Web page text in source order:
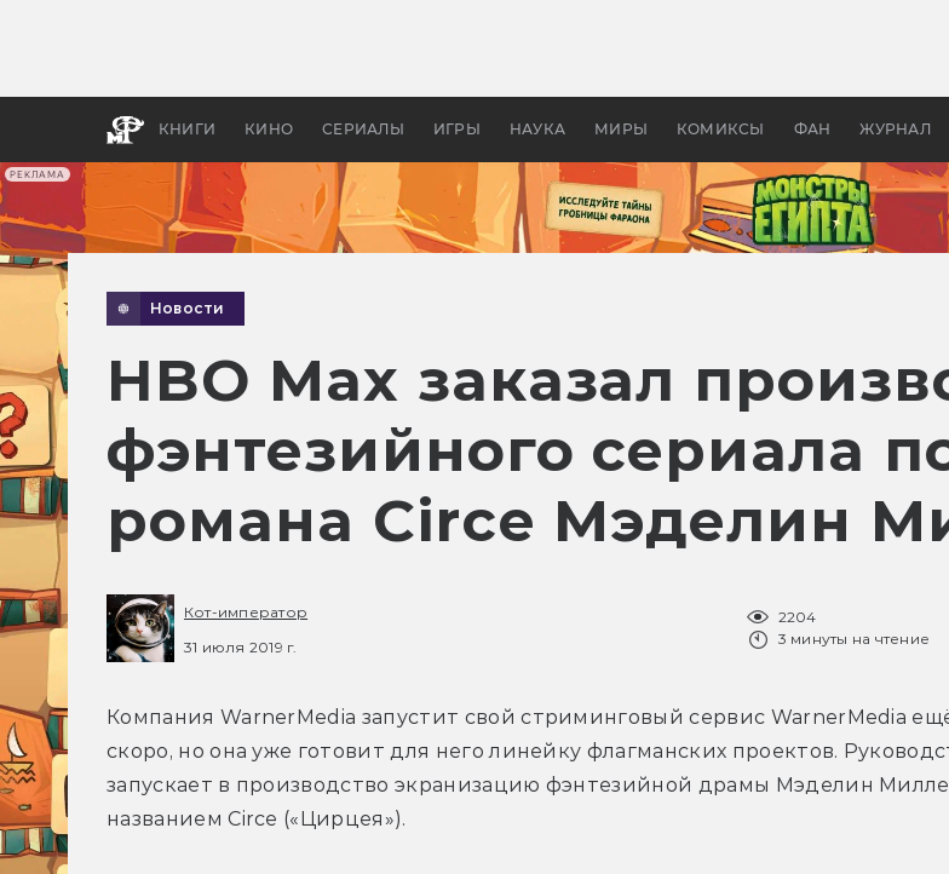
РЕКЛАМА
КНИГИ КИНО СЕРИАЛЫ ИГРЫ НАУКА МИРЫ КОМИКСЫ ФАН ЖУРНАЛ
бы «Властелина колец»
Древней
Новости
HBO Max заказал
фэнтезийного сериала
романа Circe Мэделин
Кот-император
31 июля 2019 г.
2204
3 минуты на чтение
Компания WarnerMedia запустит свой стриминговый сервис WarnerMedia
скоро, но она уже готовит для него линейку флагманских проектов.
запускает в производство экранизацию фэнтезийной драмы Мэделин
названием Circe («Цирцея»).